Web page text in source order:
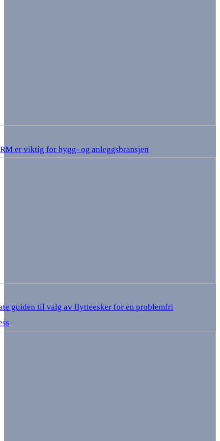
er viktig for bygg- og anleggsbransjen
guiden til valg av flytteesker for en problemfri